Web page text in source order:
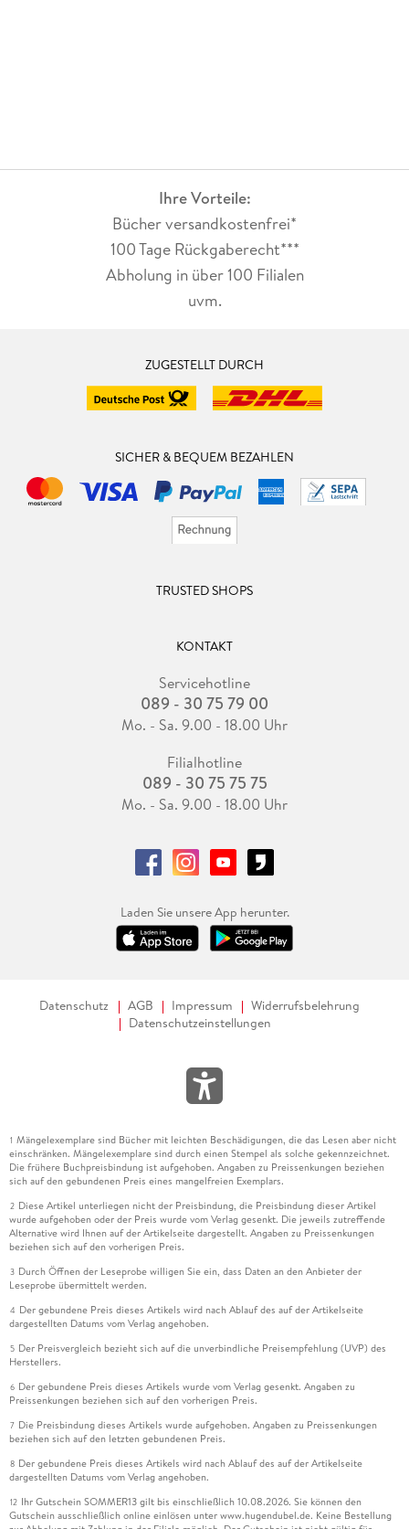
Ihre Vorteile:
Bücher versandkostenfrei*
100 Tage Rückgaberecht***
Abholung in über 100 Filialen
uvm.
ZUGESTELLT DURCH
SICHER & BEQUEM BEZAHLEN
TRUSTED SHOPS
KONTAKT
Servicehotline
089 - 30 75 79 00
Mo. - Sa. 9.00 - 18.00 Uhr
Filialhotline
089 - 30 75 75 75
Mo. - Sa. 9.00 - 18.00 Uhr
Laden Sie unsere App herunter.
Datenschutz AGB Impressum
Widerrufsbelehrung
Datenschutzeinstellungen
1 Mängelexemplare sind Bücher mit leichten Beschädigungen, die das Lesen aber nicht
einschränken. Mängelexemplare sind durch einen Stempel als solche gekennzeichnet.
Die frühere Buchpreisbindung ist aufgehoben. Angaben zu Preissenkungen beziehen
sich auf den gebundenen Preis eines mangelfreien Exemplars.
2 Diese Artikel unterliegen nicht der Preisbindung, die Preisbindung dieser Artikel
wurde aufgehoben oder der Preis wurde vom Verlag gesenkt. Die jeweils zutreffende
Alternative wird Ihnen auf der Artikelseite dargestellt. Angaben zu Preissenkungen
beziehen sich auf den vorherigen Preis.
3 Durch Öffnen der Leseprobe willigen Sie ein, dass Daten an den Anbieter der
Leseprobe übermittelt werden.
4 Der gebundene Preis dieses Artikels wird nach Ablauf des auf der Artikelseite
dargestellten Datums vom Verlag angehoben.
5 Der Preisvergleich bezieht sich auf die unverbindliche Preisempfehlung (UVP) des
Herstellers.
6 Der gebundene Preis dieses Artikels wurde vom Verlag gesenkt. Angaben zu
Preissenkungen beziehen sich auf den vorherigen Preis.
7 Die Preisbindung dieses Artikels wurde aufgehoben. Angaben zu Preissenkungen
beziehen sich auf den letzten gebundenen Preis.
8 Der gebundene Preis dieses Artikels wird nach Ablauf des auf der Artikelseite
dargestellten Datums vom Verlag angehoben.
12 Ihr Gutschein SOMMER13 gilt bis einschließlich 10.08.2026. Sie können den
Gutschein ausschließlich online einlösen unter www.hugendubel.de. Keine Bestellung